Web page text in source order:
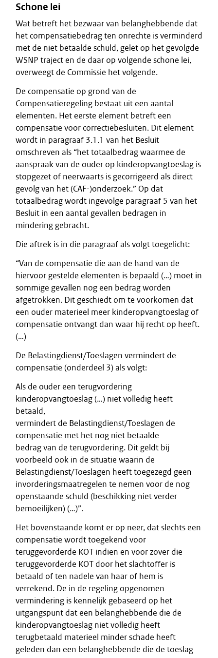
Schone lei
Wat betreft het bezwaar van belanghebbende dat
het compensatiebedrag ten onrechte is verminderd
met de niet betaalde schuld, gelet op het gevolgde
WSNP traject en de daar op volgende schone lei,
overweegt de Commissie het volgende.
De compensatie op grond van de
Compensatieregeling bestaat uit een aantal
elementen. Het eerste element betreft een
compensatie voor correctiebesluiten. Dit element
wordt in paragraaf 3.1.1 van het Besluit
omschreven als “het totaalbedrag waarmee de
aanspraak van de ouder op kinderopvangtoeslag is
stopgezet of neerwaarts is gecorrigeerd als direct
gevolg van het (CAF-)onderzoek.” Op dat
totaalbedrag wordt ingevolge paragraaf 5 van het
Besluit in een aantal gevallen bedragen in
mindering gebracht.
Die aftrek is in die paragraaf als volgt toegelicht:
“Van de compensatie die aan de hand van de
hiervoor gestelde elementen is bepaald (…) moet in
sommige gevallen nog een bedrag worden
afgetrokken. Dit geschiedt om te voorkomen dat
een ouder materieel meer kinderopvangtoeslag of
compensatie ontvangt dan waar hij recht op heeft.
(…)
De Belastingdienst/Toeslagen vermindert de
compensatie (onderdeel 3) als volgt:
Als de ouder een terugvordering
kinderopvangtoeslag (…) niet volledig heeft
betaald,
vermindert de Belastingdienst/Toeslagen de
compensatie met het nog niet betaalde
bedrag van de terugvordering. Dit geldt bij
voorbeeld ook in de situatie waarin de
Belastingdienst/Toeslagen heeft toegezegd geen
invorderingsmaatregelen te nemen voor de nog
openstaande schuld (beschikking niet verder
bemoeilijken) (…)”.
Het bovenstaande komt er op neer, dat slechts een
compensatie wordt toegekend voor
teruggevorderde KOT indien en voor zover die
teruggevorderde KOT door het slachtoffer is
betaald of ten nadele van haar of hem is
verrekend. De in de regeling opgenomen
vermindering is kennelijk gebaseerd op het
uitgangspunt dat een belanghebbende die de
kinderopvangtoeslag niet volledig heeft
terugbetaald materieel minder schade heeft
geleden dan een belanghebbende die de toeslag